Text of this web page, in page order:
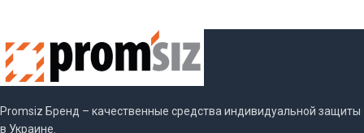
Promsiz Бренд – качественные средства индивидуальной защиты
в Украине.